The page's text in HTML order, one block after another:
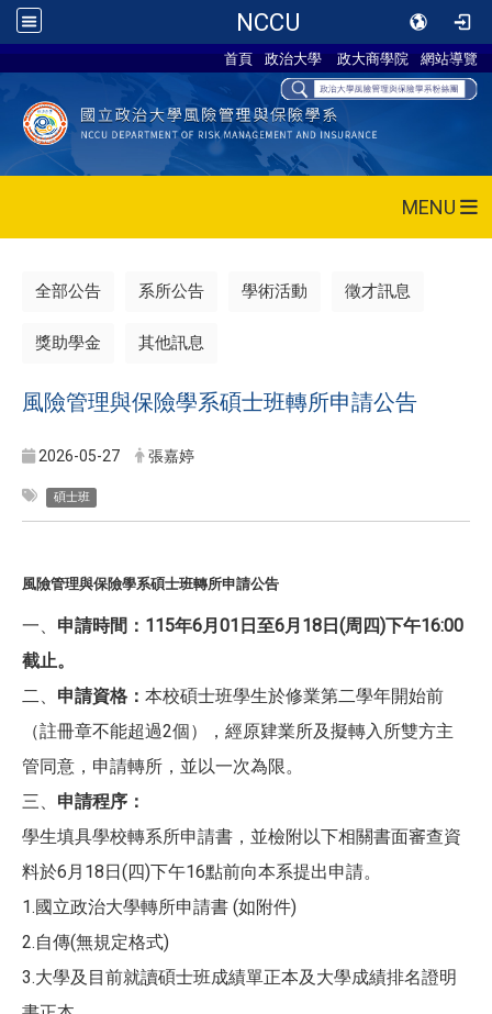
NCCU
首頁 政治大學 政大商學院 網站導覽
MENU
全部公告 系所公告 學術活動 徵才訊息
獎助學金 其他訊息
風險管理與保險學系碩士班轉所申請公告
2026-05-27 張嘉婷
碩士班
風險管理與保險學系碩士班轉所申請公告
一、 申請時間：115年6月01日至6月18日(周四)下午16:00
截止。
二、 申請資格： 本校碩士班學生於修業第二學年開始前
（註冊章不能超過2個），經原肄業所及擬轉入所雙方主
管同意，申請轉所，並以一次為限。
三、 申請程序：
學生填具學校轉系所申請書，並檢附以下相關書面審查資
料於6月18日(四)下午16點前向本系提出申請。
1.國立政治大學轉所申請書 (如附件)
2.自傳(無規定格式)
3.大學及目前就讀碩士班成績單正本及大學成績排名證明